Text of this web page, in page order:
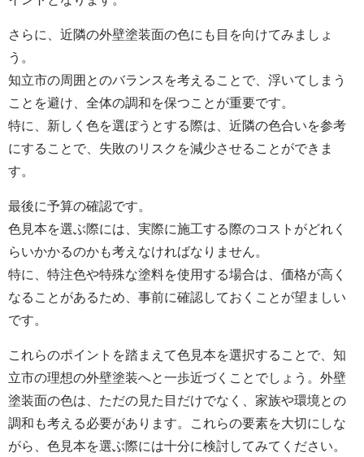
さらに、近隣の外壁塗装面の色にも目を向けてみましょ
う。
知立市の周囲とのバランスを考えることで、浮いてしまう
ことを避け、全体の調和を保つことが重要です。
特に、新しく色を選ぼうとする際は、近隣の色合いを参考
にすることで、失敗のリスクを減少させることができま
す。
最後に予算の確認です。
色見本を選ぶ際には、実際に施工する際のコストがどれく
らいかかるのかも考えなければなりません。
特に、特注色や特殊な塗料を使用する場合は、価格が高く
なることがあるため、事前に確認しておくことが望ましい
です。
これらのポイントを踏まえて色見本を選択することで、知
立市の理想の外壁塗装へと一歩近づくことでしょう。外壁
塗装面の色は、ただの見た目だけでなく、家族や環境との
調和も考える必要があります。これらの要素を大切にしな
がら、色見本を選ぶ際には十分に検討してみてください。